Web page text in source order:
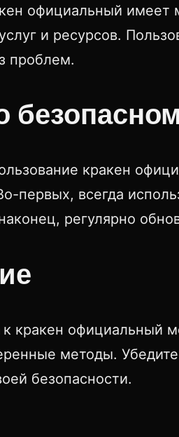
официальный
и ресурсов.
проблем.
кракен
первых, всегда
регулярно
к кракен официальный
методы.
безопасности.